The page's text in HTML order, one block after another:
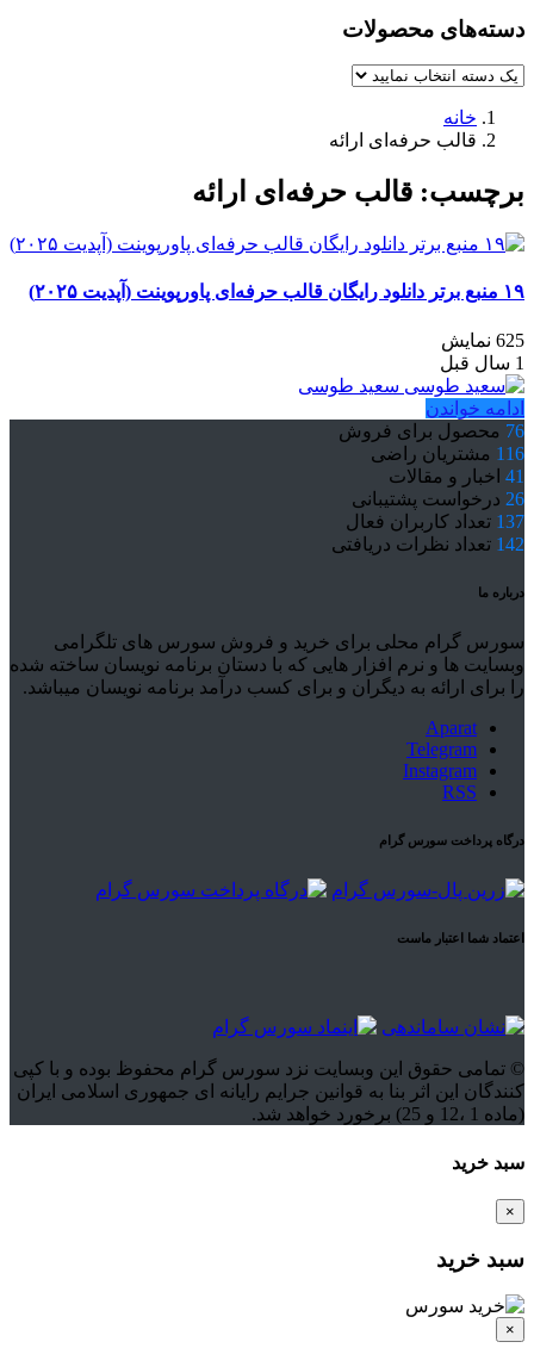
دسته‌های محصولات
خانه
قالب حرفه‌ای ارائه
برچسب: قالب حرفه‌ای ارائه
۱۹ منبع برتر دانلود رایگان قالب حرفه‌ای پاورپوینت (آپدیت ۲۰۲۵)
625 نمایش
1 سال قبل
سعید طوسی
ادامه خواندن
76 محصول برای فروش
116 مشتریان راضی
41 اخبار و مقالات
26 درخواست پشتیبانی
137 تعداد کاربران فعال
142 تعداد نظرات دریافتی
درباره ما
سورس گرام محلی برای خرید و فروش سورس های تلگرامی
وبسایت ها و نرم افزار هایی که با دستان برنامه نویسان ساخته شده
را برای ارائه به دیگران و برای کسب درآمد برنامه نویسان میباشد.
Aparat
Telegram
Instagram
RSS
درگاه پرداخت سورس گرام
اعتماد شما اعتبار ماست
© تمامی حقوق این وبسایت نزد سورس گرام محفوظ بوده و با کپی
کنندگان این اثر بنا به قوانین جرایم رایانه ای جمهوری اسلامی ایران
(ماده 1 ،12 و 25) برخورد خواهد شد.
سبد خرید
×
سبد خرید
×